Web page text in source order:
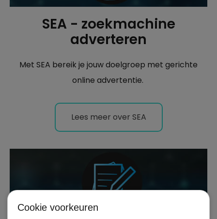
SEA - zoekmachine
adverteren
Met SEA bereik je jouw doelgroep met gerichte
online advertentie.
Lees meer over SEA
Cookie voorkeuren